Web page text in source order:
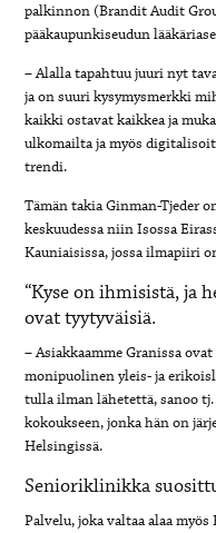
palkinnon (Brandit Audit
pääkaupunkiseudun
– Alalla tapahtuu juuri nyt
ja on suuri kysymysmerkki
kaikki ostavat kaikkea ja
ulkomailta ja myös
trendi.
Tämän takia Ginman-Tjeder
keskuudessa niin Isossa
Kauniaisissa, jossa ilmapiiri
“Kyse on ihmisistä, ja
ovat tyytyväisiä.
– Asiakkaamme Granissa
monipuolinen yleis- ja
tulla ilman lähetettä, sanoo
kokoukseen, jonka hän on
Helsingissä.
Senioriklinikka
Palvelu, joka valtaa alaa